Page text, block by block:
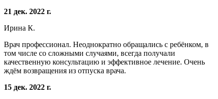
21 дек. 2022 г.
Ирина К.
Врач профессионал. Неоднократно обращались с ребёнком, в
том числе со сложными случаями, всегда получали
качественную консультацию и эффективное лечение. Очень
ждём возвращения из отпуска врача.
15 дек. 2022 г.